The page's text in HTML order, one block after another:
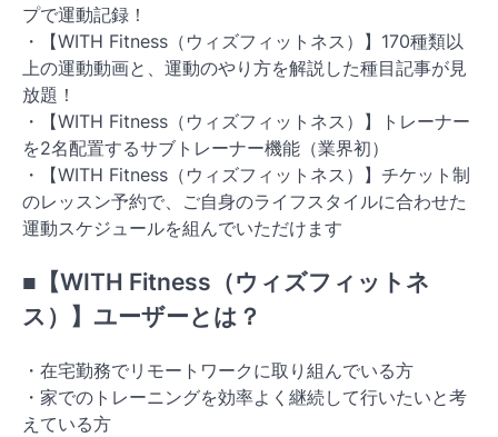
プで運動記録！
・【WITH Fitness（ウィズフィットネス）】170種類以
上の運動動画と、運動のやり方を解説した種目記事が見
放題！
・【WITH Fitness（ウィズフィットネス）】トレーナー
を2名配置するサブトレーナー機能（業界初）
・【WITH Fitness（ウィズフィットネス）】チケット制
のレッスン予約で、ご自身のライフスタイルに合わせた
運動スケジュールを組んでいただけます
■【WITH Fitness（ウィズフィットネ
ス）】ユーザーとは？
・在宅勤務でリモートワークに取り組んでいる方
・家でのトレーニングを効率よく継続して行いたいと考
えている方